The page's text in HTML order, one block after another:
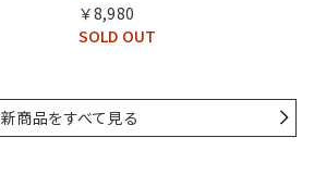
￥8,980
SOLD OUT
新商品をすべて見る